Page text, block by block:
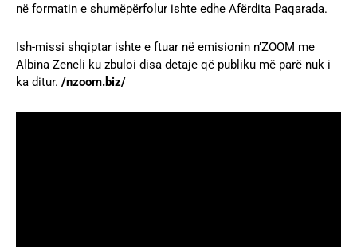
në formatin e shumëpërfolur ishte edhe Afërdita Paqarada.
Ish-missi shqiptar ishte e ftuar në emisionin n’ZOOM me
Albina Zeneli ku zbuloi disa detaje që publiku më parë nuk i
ka ditur. /nzoom.biz/